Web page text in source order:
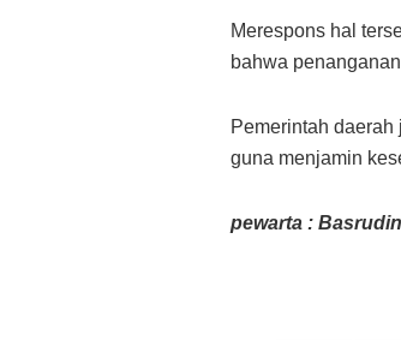
Merespons hal
bahwa
Pemerintah
guna menjamin
pewarta : Basrudin